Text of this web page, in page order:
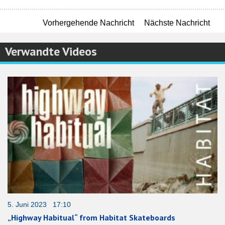
Vorhergehende Nachricht Nächste Nachricht
Verwandte Videos
5. Juni 2023 17:10
„Highway Habitual“ from Habitat Skateboards